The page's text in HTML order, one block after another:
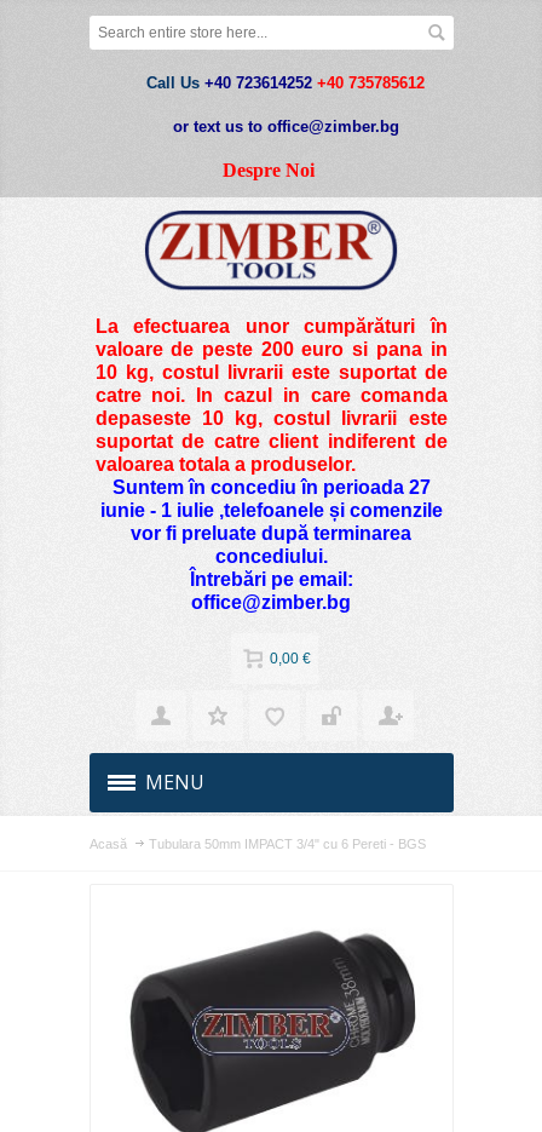
Call Us +40 723614252 +40 735785612
or text us to office@zimber.bg
Despre Noi
La efectuarea unor cumpărături în
valoare de peste200 euro si pana in
10 kg, costul livrarii este suportat de
catre noi. In cazul in care comanda
depaseste 10 kg, costul livrarii este
suportat de catre client indiferent de
valoarea totala a produselor.
Suntem în concediu în perioada 27
iunie - 1 iulie ,telefoanele și comenzile
vor fi preluate după terminarea
concediului.
Întrebări pe email:
office@zimber.bg
0,00 €
MENU
Acasă Tubulara 50mm IMPACT 3/4" cu 6 Pereti - BGS